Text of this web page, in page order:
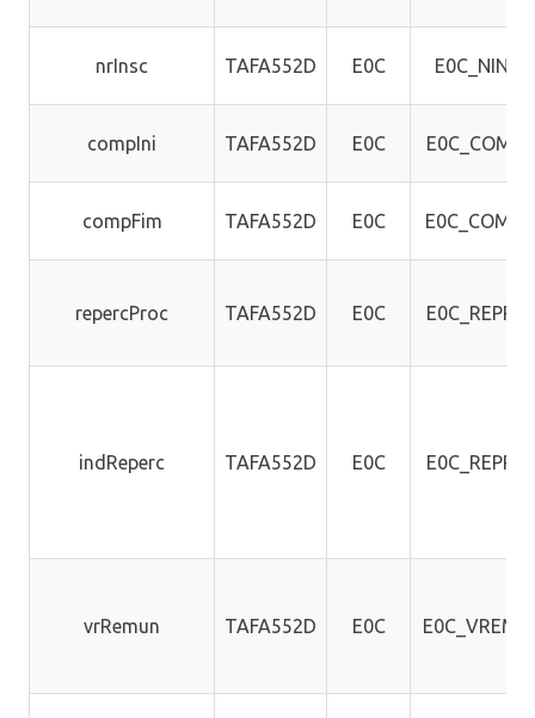
nrInsc TAFA552D E0C E0C_NINSC
compIni TAFA552D E0C
compFim TAFA552D E0C
repercProc TAFA552D E0C
indReperc TAFA552D E0C
vrRemun TAFA552D E0C